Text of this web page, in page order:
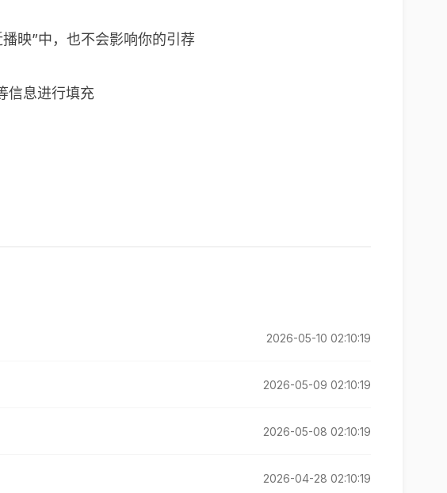
映”中，也不会影响你的引荐
信息进行填充
2026-05-10 02:10:19
2026-05-09 02:10:19
2026-05-08 02:10:19
2026-04-28 02:10:19